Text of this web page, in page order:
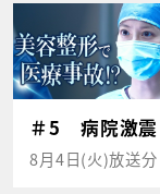
＃5 病院激震
8月4日(火)放送分